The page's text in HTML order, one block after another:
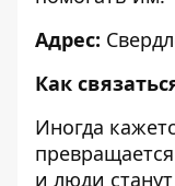
Адрес:
Как
Иногда
и люди